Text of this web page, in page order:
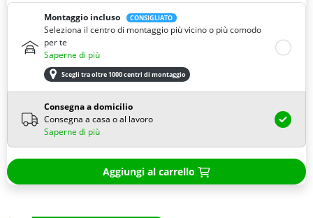
Montaggio incluso
CONSIGLIATO
Seleziona il centro di montaggio più vicino o più comodo
per te
Saperne di più
Scegli tra oltre 1000 centri di montaggio
Consegna a domicilio
Consegna a casa o al lavoro
Saperne di più
Aggiungi al carrello